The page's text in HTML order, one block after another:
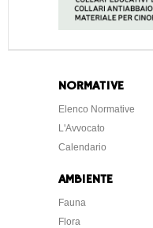
NORMATIVE
Elenco Normative
L'Avvocato
Calendario
AMBIENTE
Fauna
Flora